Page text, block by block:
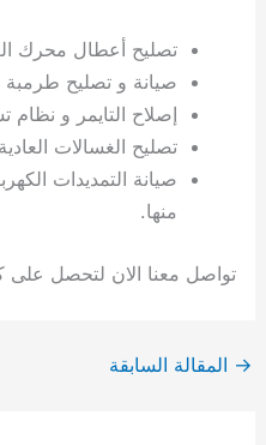
تصليح أعطال محرك
صيانة و تصليح طرمبة
إصلاح التايمر و نظام
تصليح الغسالات
صيانة التمديدات
منها.
تواصل معنا الان لتحصل على
→ المقالة السابقة